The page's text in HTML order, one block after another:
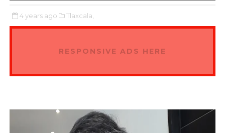
4 years ago Tlaxcala,
RESPONSIVE ADS HERE